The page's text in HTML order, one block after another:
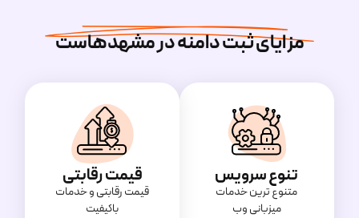
مزایای ثبت دامنه در مشهدهاست
تنوع سرویس
متنوع ترین خدمات
میزبانی وب
قیمت رقابتی
قیمت‌ رقابتی و خدمات
باکیفیت